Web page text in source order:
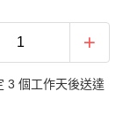
3 個工作天後送達